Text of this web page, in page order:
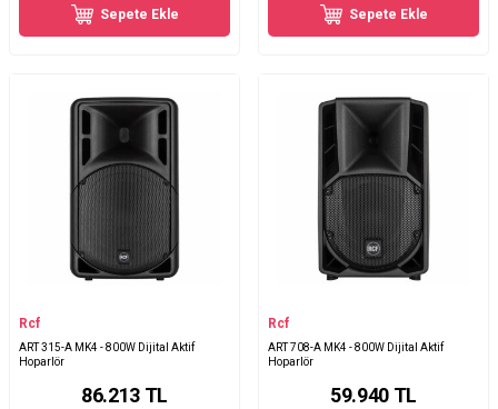
Sepete Ekle Sepete Ekle
Rcf
ART 315-A MK4 - 800W Dijital Aktif
Hoparlör
86.213TL
Rcf
ART 708-A MK4 - 800W Dijital Aktif
Hoparlör
59.940TL